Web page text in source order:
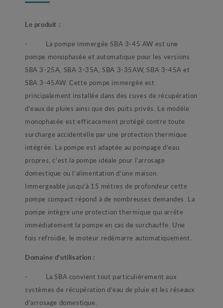
Le produit :
-
La pompe immergée SBA 3-45 AW est une
pompe monophasée et automatique pour les versions
SBA 3-25A, SBA 3-35A, SBA 3-35AW, SBA 3-45A et
SBA 3-45AW. Cette pompe immergée est
principalement installée dans des cuves de récupération
d’eaux de pluies ainsi que des puits privés. Le modèle
monophasée est efficacement protégé contre toute
surcharge accidentelle par une protection thermique
intégrée. La pompe est adaptée au pompage d’eau
propres, c’est la pompe idéale pour l’arrosage
domestique ou l’alimentation d’une maison.
Immergeable jusqu’à 15 mètres de profondeur cette
pompe compact répond à de nombreuses demandes. La
pompe intègre une protection thermique qui arrête
immédiatement la pompe en cas de surchauffe. Une
fois refroidie, le moteur redémarre automatiquement.
Domaine d’utilisation :
- La SBA convient tout particulièrement aux
systèmes de récupération d’eau de pluie et les réseaux
d’arrosage domestique.